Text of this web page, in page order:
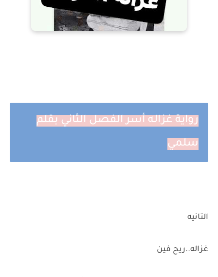
رواية غزاله أسر الفصل الثاني بقلم
سلمي
التانيه
غزاله..ريح فين